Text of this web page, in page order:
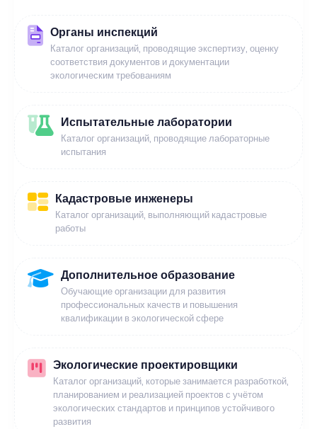
Органы инспекций
Каталог организаций, проводящие экспертизу, оценку
соответствия документов и документации
экологическим требованиям
Испытательные лаборатории
Каталог организаций, проводящие лабораторные
испытания
Кадастровые инженеры
Каталог организаций, выполняющий кадастровые
работы
Дополнительное образование
Обучающие организации для развития
профессиональных качеств и повышения
квалификации в экологической сфере
Экологические проектировщики
Каталог организаций, которые занимается разработкой,
планированием и реализацией проектов с учётом
экологических стандартов и принципов устойчивого
развития